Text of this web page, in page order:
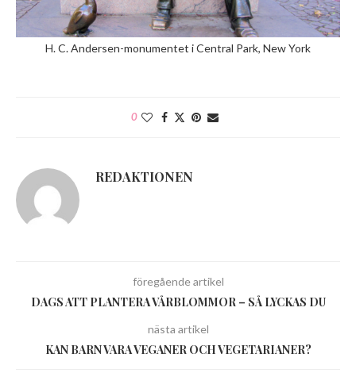
H. C. Andersen-monumentet i Central Park, New York
0
REDAKTIONEN
föregående artikel
DAGS ATT PLANTERA VÅRBLOMMOR – SÅ LYCKAS DU
nästa artikel
KAN BARN VARA VEGANER OCH VEGETARIANER?